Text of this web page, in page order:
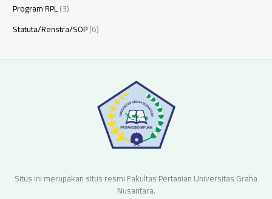
Program RPL(3)
Statuta/Renstra/SOP(6)
Situs ini merupakan situs resmi Fakultas Pertanian Universitas Graha
Nusantara.